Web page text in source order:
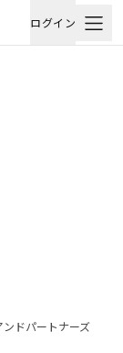
ログイン
ドパートナーズ